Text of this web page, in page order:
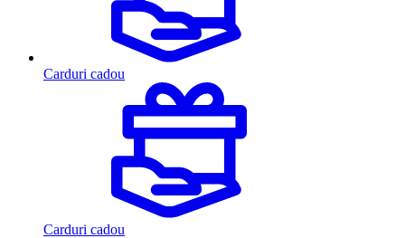
Carduri cadou
Carduri cadou